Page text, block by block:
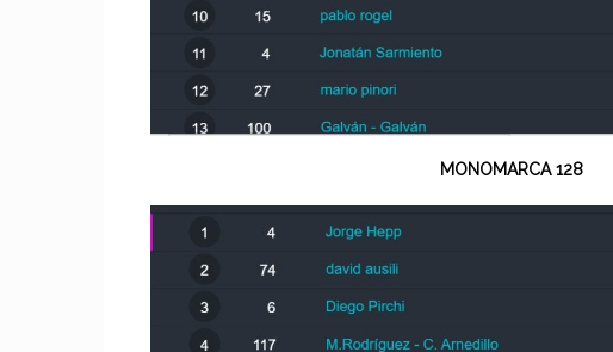
MONOMARCA 128